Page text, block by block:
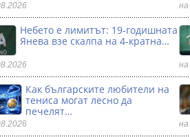
на
Небето е лимитът: 19-годишната
Янева взe скалпа на 4-кратна…
на
Как българските любители на
тениса могат лесно да
печелят…
на